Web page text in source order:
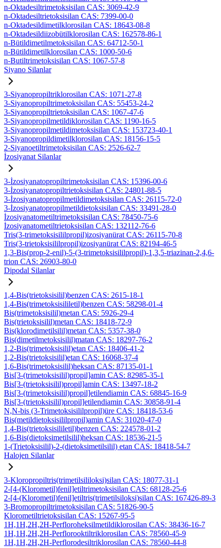
n-Oktadesiltrimetoksisilan CAS: 3069-42-9
n-Oktadesiltrietoksisilan CAS: 7399-00-0
n-Oktadesildimetilklorosilan CAS: 18643-08-8
n-Oktadesildiizobütilklorosilan CAS: 162578-86-1
n-Bütildimetilmetoksisilan CAS: 64712-50-1
n-Bütildimetilklorosilan CAS: 1000-50-6
n-Butiltrimetoksisilan CAS: 1067-57-8
Siyano Silanlar
3-Siyanopropiltriklorosilan CAS: 1071-27-8
3-Siyanopropiltrimetoksisilan CAS: 55453-24-2
3-Siyanopropiltrietoksisilan CAS: 1067-47-6
3-Siyanopropilmetildiklorosilan CAS: 1190-16-5
3-Siyanopropilmetildimetoksisilan CAS: 153723-40-1
3-Siyanopropildimetilklorosilan CAS: 18156-15-5
2-Siyanoetiltrimetoksisilan CAS: 2526-62-7
İzosiyanat Silanlar
3-İzosiyanatopropiltrimetoksisilan CAS: 15396-00-6
3-İzosiyanatopropiltrietoksisilan CAS: 24801-88-5
3-İzosiyanatopropilmetildimetoksisilan CAS: 26115-72-0
3-İzosiyanatopropilmetildietoksisilan CAS: 33491-28-0
İzosiyanatometiltrimetoksisilan CAS: 78450-75-6
İzosiyanatometiltrietoksisilan CAS: 132112-76-6
Tris(3-trimetoksisililpropil)izosiyanürat CAS: 26115-70-8
Tris(3-trietoksisililpropil)izosiyanürat CAS: 82194-46-5
1,3-Bis(prop-2-enil)-5-(3-trimetoksisililpropil)-1,3,5-triazinan-2,4,6-
trion CAS: 26903-80-0
Dipodal Silanlar
1,4-Bis(trietoksisilil)benzen CAS: 2615-18-1
1,4-Bis(trimetoksisililetil)benzen CAS: 58298-01-4
Bis(trimetoksisilil)metan CAS: 5926-29-4
Bis(trietoksisilil)metan CAS: 18418-72-9
Bis(klorodimetilsilil)metan CAS: 5357-38-0
Bis(dimetilmetoksisilil)matan CAS: 18297-76-2
1,2-Bis(trimetoksisilil)etan CAS: 18406-41-2
1,2-Bis(trietoksisilil)etan CAS: 16068-37-4
1,6-Bis(trimetoksisilil)heksan CAS: 87135-01-1
Bis[3-(trimetoksisilil)propil]amin CAS: 82985-35-1
Bis[3-(trietoksisilil)propil]amin CAS: 13497-18-2
Bis[3-(trimetoksisilil)propil]etilendiamin CAS: 68845-16-9
Bis[3-(trietoksisilil)propil]etilendiamin CAS: 30858-91-4
N,N-bis (3-Trimetoksisililpropil)üre CAS: 18418-53-6
Bis(metildietoksisililpropil)amin CAS: 31020-47-0
1,4-Bis(trietoksisililetil)benzen CAS: 224578-01-2
1,6-Bis(dietoksimetilsilil)heksan CAS: 18536-21-5
1-(Trietoksisilil)-2-(dietoksimetilsilil) etan CAS: 18418-54-7
Halojen Silanlar
3-Kloropropiltris(trimetilsililoksi)silan CAS: 18077-31-1
2-[4-(Klorometil)fenil]etiltrimetoksisilan CAS: 68128-25-6
2-[4-(Klorometil)fenil]etiltris(trimetilsiloksi)silan CAS: 167426-89-3
3-Bromopropiltrimetoksisilan CAS: 51826-90-5
Klorometiltrietoksisilan CAS: 15267-95-5
1H,1H,2H,2H-Perfloroheksilmetildiklorosilan CAS: 38436-16-7
1H,1H,2H,2H-Perflorooktiltriklorosilan CAS: 78560-45-9
1H,1H,2H,2H-Perflorodesiltriklorosilan CAS: 78560-44-8